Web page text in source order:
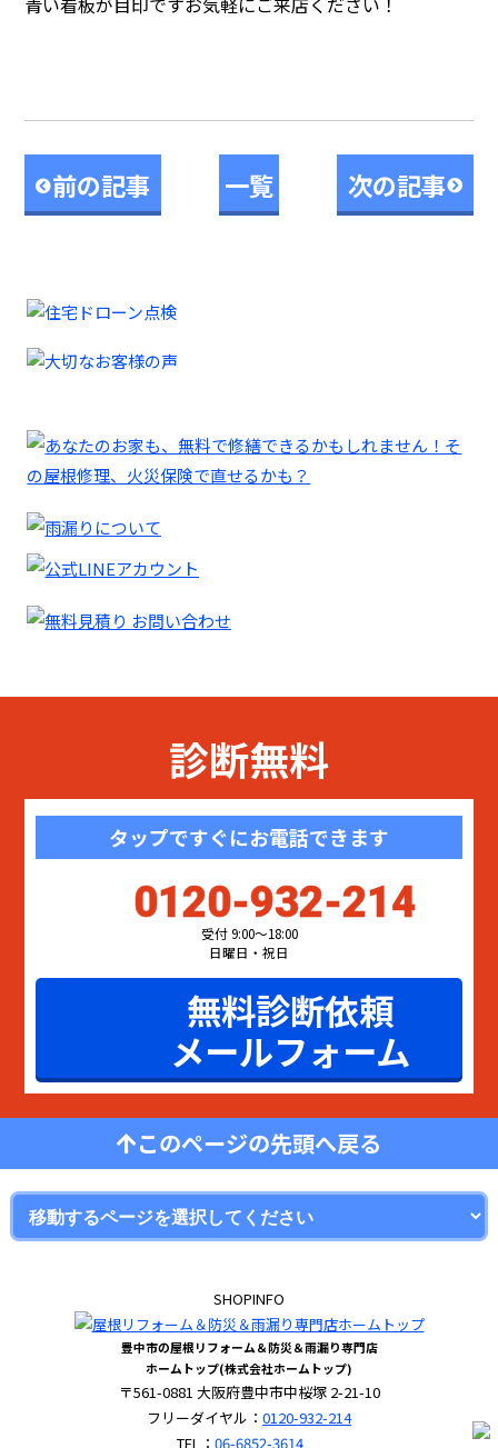
前の記事 一覧 次の記事
診断無料
タップですぐにお電話できます
0120-932-214
受付 9:00〜18:00
日曜日・祝日
無料診断依頼
メールフォーム
このページの先頭へ戻る
SHOPINFO
豊中市の屋根リフォーム＆防災＆雨漏り専門店
ホームトップ(株式会社ホームトップ)
〒561-0881 大阪府豊中市中桜塚 2-21-10
フリーダイヤル： 0120-932-214
TEL： 06-6852-3614